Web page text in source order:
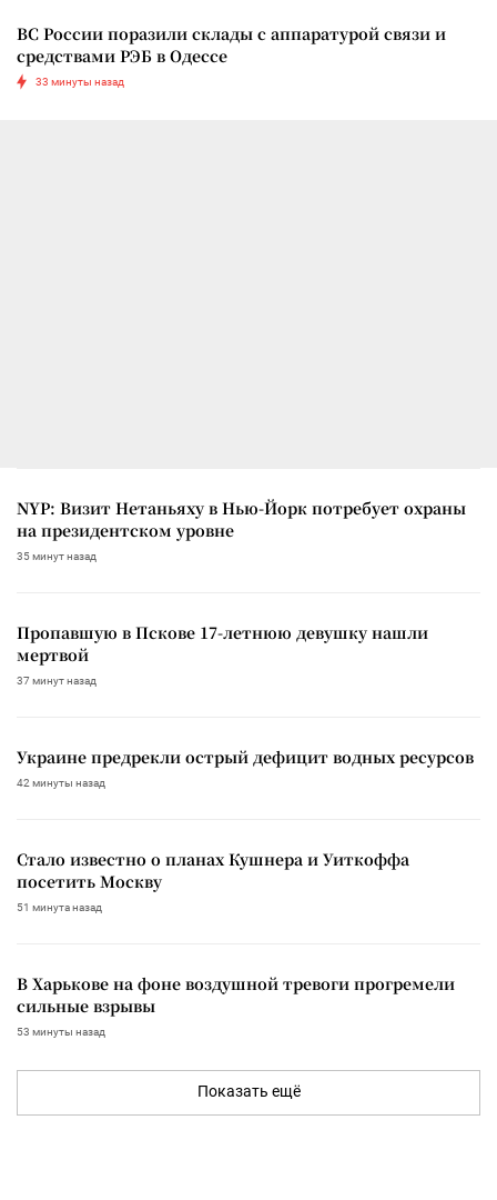
ВС России поразили склады с аппаратурой связи и
средствами РЭБ в Одессе
33 минуты назад
NYP: Визит Нетаньяху в Нью-Йорк потребует охраны
на президентском уровне
35 минут назад
Пропавшую в Пскове 17-летнюю девушку нашли
мертвой
37 минут назад
Украине предрекли острый дефицит водных ресурсов
42 минуты назад
Стало известно о планах Кушнера и Уиткоффа
посетить Москву
51 минута назад
В Харькове на фоне воздушной тревоги прогремели
сильные взрывы
53 минуты назад
Показать ещё